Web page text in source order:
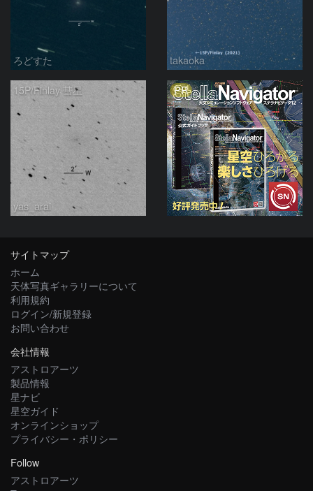
ろどすた takaoka
15P/Finlay 彗星
yas_arai
PR
サイトマップ
ホーム
天体写真ギャラリーについて
利用規約
ログイン/新規登録
お問い合わせ
会社情報
アストロアーツ
製品情報
星ナビ
星空ガイド
オンラインショップ
プライバシー・ポリシー
Follow
アストロアーツ